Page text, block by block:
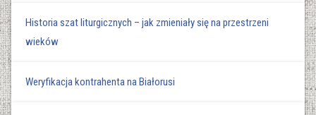
Historia szat liturgicznych – jak zmieniały się na przestrzeni
wieków
Weryfikacja kontrahenta na Białorusi